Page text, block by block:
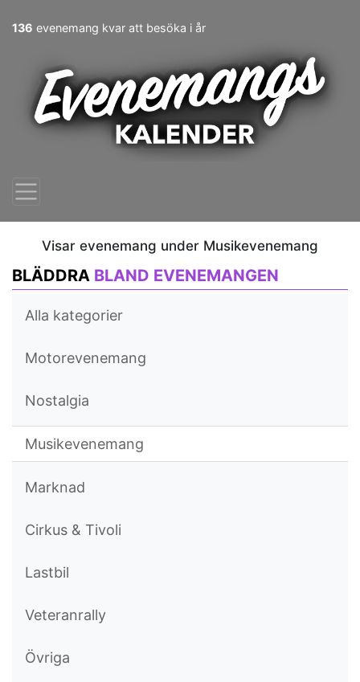
136 evenemang kvar att besöka i år
Visar evenemang under Musikevenemang
BLÄDDRA BLAND EVENEMANGEN
Alla kategorier
Motorevenemang
Nostalgia
Musikevenemang
Marknad
Cirkus & Tivoli
Lastbil
Veteranrally
Övriga